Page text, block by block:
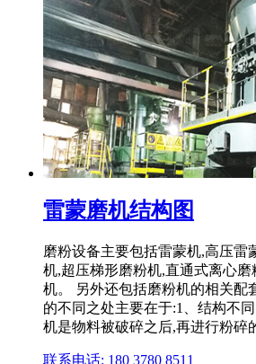
雷蒙磨机结构图
磨粉设备主要包括雷蒙机,高压雷
机,超压梯形磨粉机,直通式离心
机。 另外还包括磨粉机的相关配
的不同之处主要在于:1、结构不
机是物料被破碎之后,再进行粉碎
联系电话: 180 3780 8511